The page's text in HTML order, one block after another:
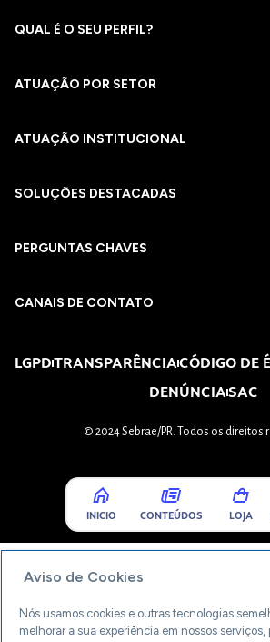
QUAL É O SEU PERFIL?
ATUAÇÃO POR SETOR
ATUAÇÃO INSTITUCIONAL
SOLUÇÕES DESTACADAS
PERGUNTAS CHAVES​
CANAIS DE CONTATO
LGPDTRANSPARÊNCIACÓDIGO DE
DENÚNCIASAC
© 2024 Sebrae/PR. Todos os direitos
INICIO CONTEÚDOS LOJA
Aviso de Cookies
Nós usamos cookies e outras tecnologias
melhorar a sua experiência em nossos serviços,